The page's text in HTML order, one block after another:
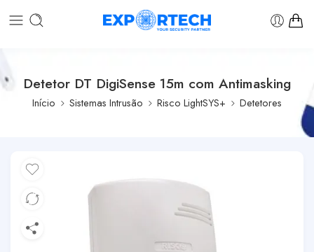
Detetor DT DigiSense 15m com Antimasking
Início Sistemas Intrusão Risco LightSYS+ Detetores